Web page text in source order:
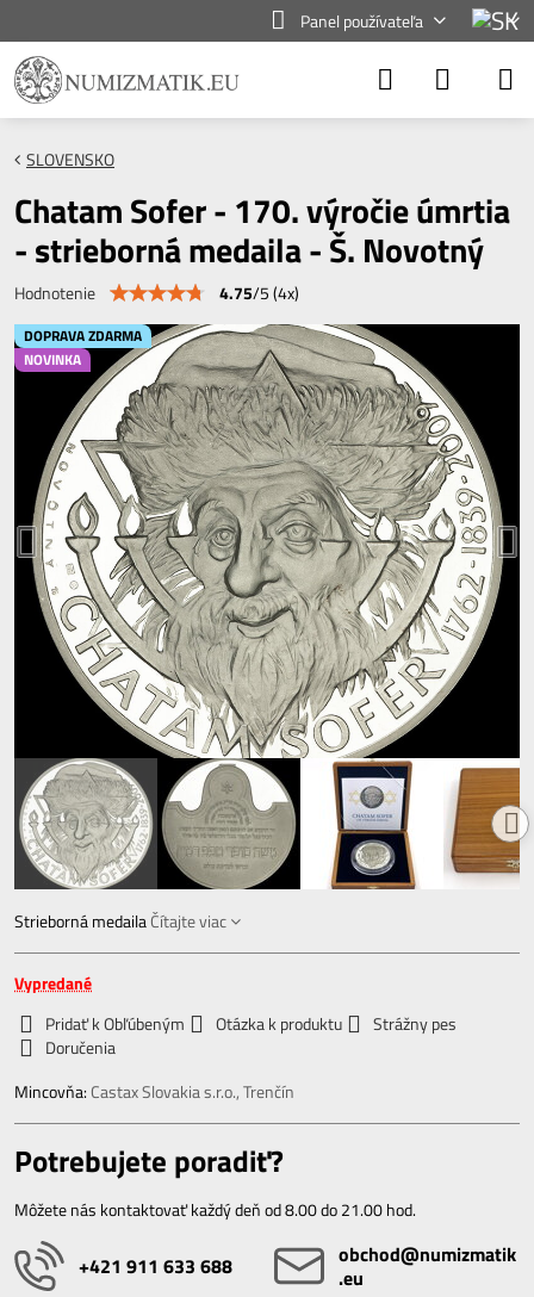
Panel používateľa
DOPRAVA ZDARMA
NOVINKA
SLOVENSKO
Chatam Sofer - 170. výročie úmrtia
- strieborná medaila - Š. Novotný
Hodnotenie 4.75/5(4x)
Strieborná medailaČítajte viac
Vypredané
Pridať k Obľúbeným
Otázka k produktu
Strážny pes
Doručenia
Mincovňa: Castax Slovakia s.r.o., Trenčín
Potrebujete poradiť?
Môžete nás kontaktovať každý deň od 8.00 do 21.00 hod.
+421 911 633 688
obchod​@numizmatik​
.eu